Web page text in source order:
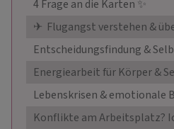
4 Frage an die Karten ✨
✈ ️ Flugangst verstehen &
Entscheidungsfindung &
Energiearbeit für Körper &
Lebenskrisen & emotionale
Konflikte am Arbeitsplatz?